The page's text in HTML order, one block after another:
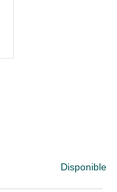
Disponible